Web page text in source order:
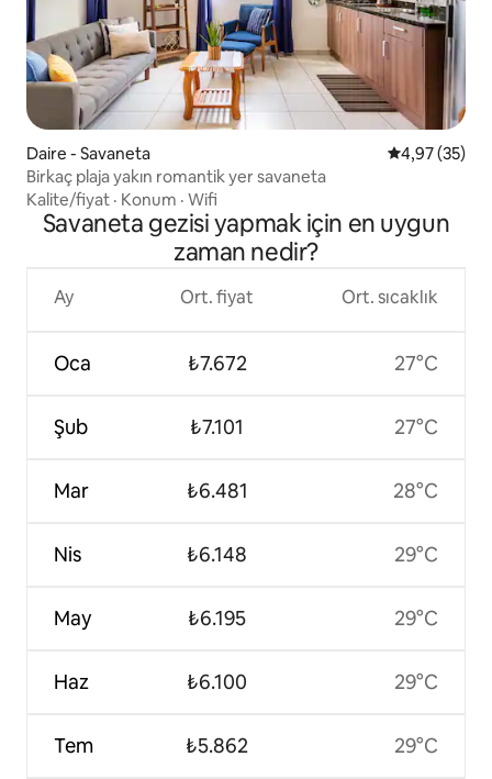
Daire - Savaneta 5 üzerinden
4,97 (35)
Birkaç plaja yakın romantik yer savaneta
Kalite/fiyat · Konum · Wifi
Savaneta gezisi yapmak için en uygun
zaman nedir?
Ay
Oca
Şub
Mar
Nis
May
Haz
Tem
Ort. fiyat
₺7.672
₺7.101
₺6.481
₺6.148
₺6.195
₺6.100
₺5.862
Ort. sıcaklık
27°C
27°C
28°C
29°C
29°C
29°C
29°C